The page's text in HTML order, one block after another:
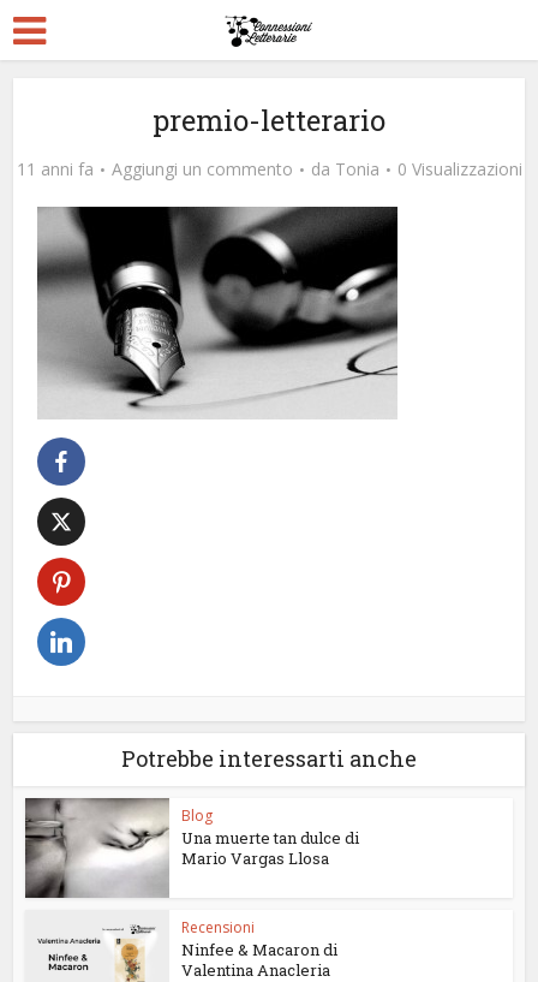
premio-letterario
11 anni fa Aggiungi un commento da Tonia 0 Visualizzazioni
Potrebbe interessarti anche
Blog
Una muerte tan dulce di
Mario Vargas Llosa
Recensioni
Ninfee & Macaron di
Valentina Anacleria